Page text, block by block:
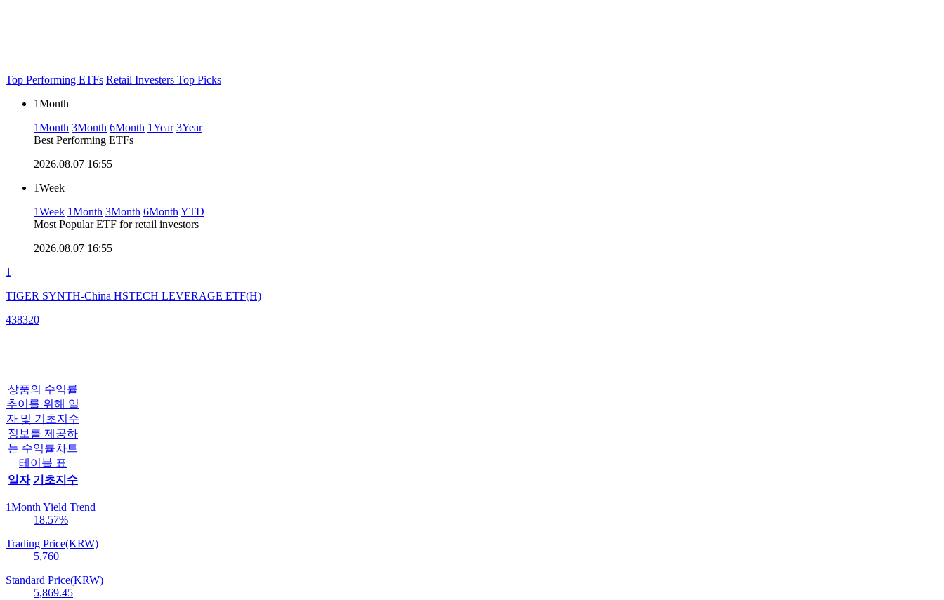
Top Performing ETFs Retail Investers Top Picks
1Month
1Month 3Month 6Month 1Year 3Year
Best Performing ETFs
2026.08.07 16:55
1Week
1Week 1Month 3Month 6MonthYTD
Most Popular ETF for retail investors
2026.08.07 16:55
1
TIGER SYNTH-China HSTECH LEVERAGE ETF(H)
438320
상품의 수익률
추이를 위해 일
자 및 기초지수
정보를 제공하
는 수익률차트
테이블 표
일자 기초지수
1Month Yield Trend
18.57%
Trading Price(KRW)
5,760
Standard Price(KRW)
5,869.45